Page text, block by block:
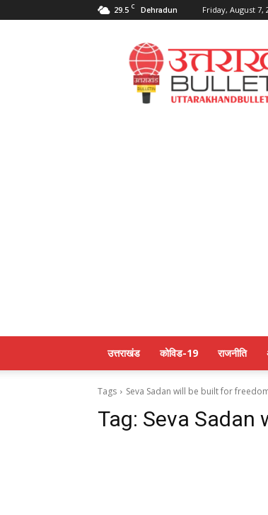
29.5 C Dehradun Friday, August 7,
Bulletin
उत्तराखंड कोविड-19 राजनीति
Tags Seva Sadan will be built for
Tag: Seva Sadan